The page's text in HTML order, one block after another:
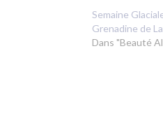
Semaine
Grenadine de
Dans "Beauté